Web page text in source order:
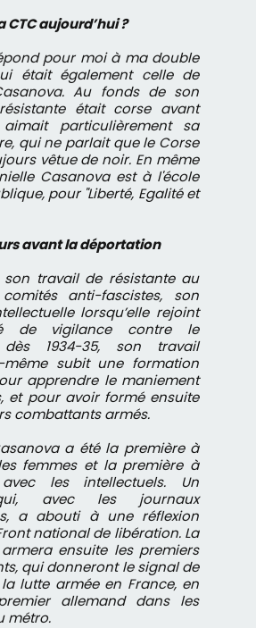
CTC aujourd’hui ?
pour moi à ma double
était également celle de
Au fonds de son
était corse avant
particulièrement sa
qui ne parlait que le Corse
vêtue de noir. En même
Casanova est à l'école
pour "Liberté, Egalité et
avant la déportation
son travail de résistante au
anti-fascistes, son
lorsqu’elle rejoint
de vigilance contre le
dès 1934-35, son travail
même subit une formation
apprendre le maniement
et pour avoir formé ensuite
combattants armés.
a été la première à
femmes et la première à
les intellectuels. Un
avec les journaux
a abouti à une réflexion
national de libération. La
ensuite les premiers
qui donneront le signal de
lutte armée en France, en
allemand dans les
métro.